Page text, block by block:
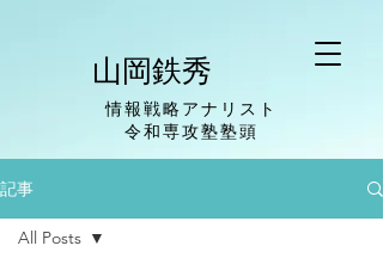
山岡鉄秀
情報戦略アナリスト
​令和専攻塾塾頭
記事
All Posts